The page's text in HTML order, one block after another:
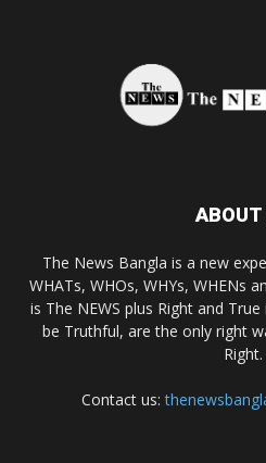
ABOUT
The News Bangla is a new
WHATs, WHOs, WHYs, WHENs
is The NEWS plus Right and
be Truthful, are the only right
Right.
Contact us: